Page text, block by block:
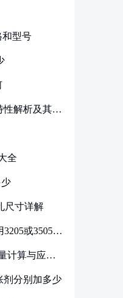
和型号
性解析及其在
全
尺寸详解
或3505代
计算与应用
剂分别加多少